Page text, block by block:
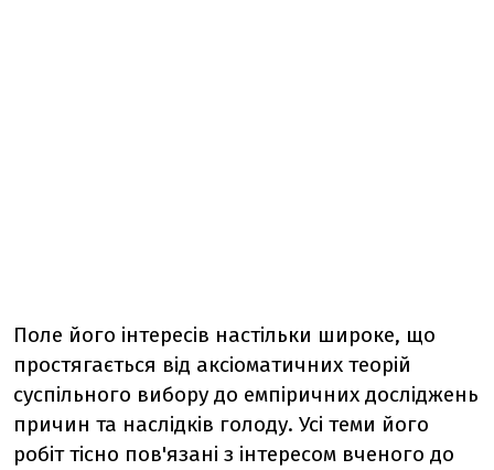
Поле його інтересів настільки широке, що
простягається від аксіоматичних теорій
суспільного вибору до емпіричних досліджень
причин та наслідків голоду. Усі теми його
робіт тісно пов'язані з інтересом вченого до